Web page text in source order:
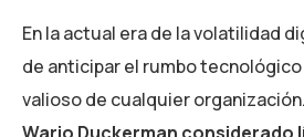
En la actual era de la volatilidad
de anticipar el rumbo
valioso de cualquier